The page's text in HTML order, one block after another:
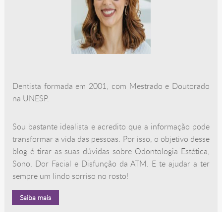
Dentista formada em 2001, com Mestrado e Doutorado
na UNESP.
Sou bastante idealista e acredito que a informação pode
transformar a vida das pessoas. Por isso, o objetivo desse
blog é tirar as suas dúvidas sobre Odontologia Estética,
Sono, Dor Facial e Disfunção da ATM. E te ajudar a ter
sempre um lindo sorriso no rosto!
Saiba mais